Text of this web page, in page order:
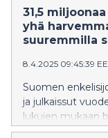
ja puolustus-
keskittyvät
31,5
yhä
suuremmilla
8.4.2025 09:45:39
Suomen
ja julkaissut
lukujen mukaan
miljoonaa euroa